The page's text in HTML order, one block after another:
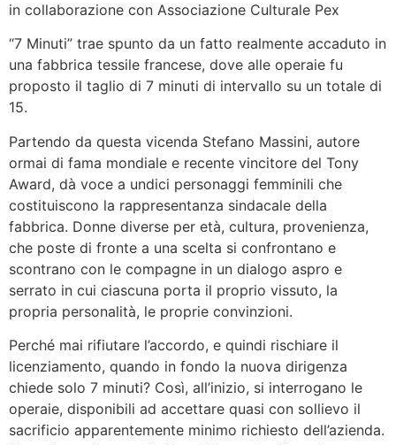
in collaborazione con Associazione Culturale Pex
“7 Minuti” trae spunto da un fatto realmente accaduto in
una fabbrica tessile francese, dove alle operaie fu
proposto il taglio di 7 minuti di intervallo su un totale di
15.
Partendo da questa vicenda Stefano Massini, autore
ormai di fama mondiale e recente vincitore del Tony
Award, dà voce a undici personaggi femminili che
costituiscono la rappresentanza sindacale della
fabbrica. Donne diverse per età, cultura, provenienza,
che poste di fronte a una scelta si confrontano e
scontrano con le compagne in un dialogo aspro e
serrato in cui ciascuna porta il proprio vissuto, la
propria personalità, le proprie convinzioni.
Perché mai rifiutare l’accordo, e quindi rischiare il
licenziamento, quando in fondo la nuova dirigenza
chiede solo 7 minuti? Così, all’inizio, si interrogano le
operaie, disponibili ad accettare quasi con sollievo il
sacrificio apparentemente minimo richiesto dell’azienda.